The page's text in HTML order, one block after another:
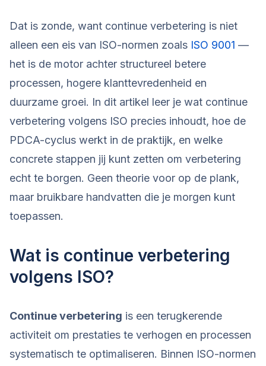
Dat is zonde, want continue verbetering is niet
alleen een eis van ISO-normen zoals ISO 9001 —
het is de motor achter structureel betere
processen, hogere klanttevredenheid en
duurzame groei. In dit artikel leer je wat continue
verbetering volgens ISO precies inhoudt, hoe de
PDCA-cyclus werkt in de praktijk, en welke
concrete stappen jij kunt zetten om verbetering
echt te borgen. Geen theorie voor op de plank,
maar bruikbare handvatten die je morgen kunt
toepassen.
Wat is continue verbetering
volgens ISO?
Continue verbetering is een terugkerende
activiteit om prestaties te verhogen en processen
systematisch te optimaliseren. Binnen ISO-normen